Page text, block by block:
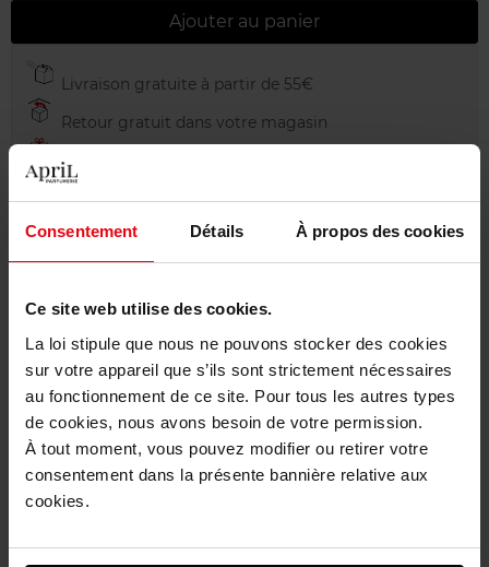
Consentement Détails À propos des cookies
Ce site web utilise des cookies.
La loi stipule que nous ne pouvons stocker des cookies
sur votre appareil que s’ils sont strictement nécessaires
au fonctionnement de ce site. Pour tous les autres types
de cookies, nous avons besoin de votre permission.
À tout moment, vous pouvez modifier ou retirer votre
consentement dans la présente bannière relative aux
cookies.
Ajouter au panier
Livraison gratuite à partir de 55€
Retour gratuit dans votre magasin
Emballage cadeau offert
Conseil d'utilisation
Caractéristiques
Avis client